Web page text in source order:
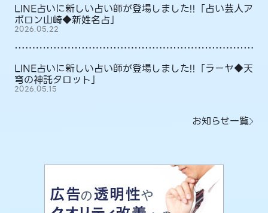
LINE占いに新しい占い師が登場しました!!「占い芸人ア
ポロン山崎◆新姓名占」
2026.05.22
LINE占いに新しい占い師が登場しました!!「ラーヤ◆天
穹の神託タロット」
2026.05.15
お知らせ一覧